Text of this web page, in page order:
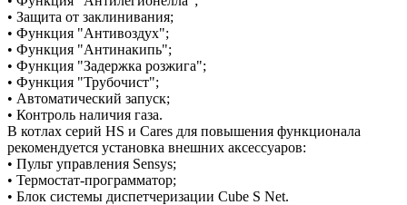
• Защита от заклинивания;
• Функция "Антивоздух";
• Функция "Антинакипь";
• Функция "Задержка розжига";
• Функция "Трубочист";
• Автоматический запуск;
• Контроль наличия газа.
В котлах серий HS и Cares для повышения функционала
рекомендуется установка внешних аксессуаров:
• Пульт управления Sensys;
• Термостат-программатор;
• Блок системы диспетчеризации Cube S Net.